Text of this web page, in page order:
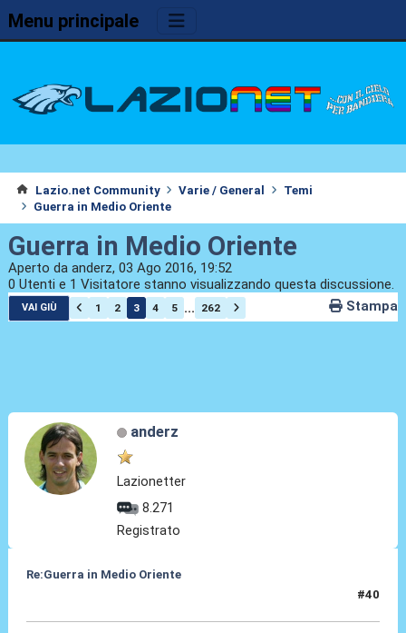
Menu principale
Lazio.net Community Varie / General
Temi
Guerra in Medio Oriente
Guerra in Medio Oriente
Aperto da anderz, 03 Ago 2016, 19:52
0 Utenti e 1 Visitatore stanno visualizzando questa discussione.
VAI GIÙ 1 2 3 4 5 ... 262 Stampa
anderz
Lazionetter
8.271
Registrato
Re:Guerra in Medio Oriente
#40